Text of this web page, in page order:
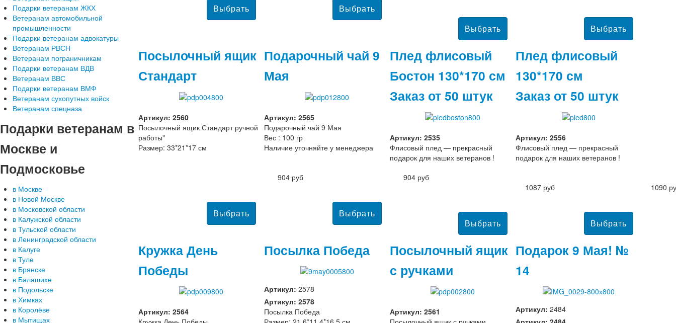
Посылочный ящик
Стандарт
Артикул: 2560
Посылочный ящик Стандарт ручной
работы"
Размер: 33*21*17 см
904 руб
Подарочный чай 9
Мая
Артикул: 2565
Подарочный чай 9 Мая
Вес : 100 гр
Наличие уточняйте у менеджера
904 руб
Плед флисовый
Бостон 130*170 см
Заказ от 50 штук
Артикул: 2535
Флисовый плед — прекрасный
подарок для наших ветеранов !
1087 руб
Плед флисовый
130*170 см
Заказ от 50 штук
Артикул: 2556
Флисовый плед — прекрасный
подарок для наших ветеранов !
1090
Кружка День
Победы
Артикул: 2564
Посылка Победа
Артикул: 2578
Артикул: 2578
Посылка Победа
Посылочный ящик
с ручками
Артикул: 2561
Подарок 9 Мая! №
14
Артикул: 2484
Подарки ветеранам ЖКХ
Ветеранам автомобильной
промышленности
Подарки ветеранам адвокатуры
Ветеранам РВСН
Ветеранам пограничникам
Подарки ветеранам ВДВ
Ветеранам ВВС
Подарки ветеранам ВМФ
Ветеранам сухопутных войск
Ветеранам спецназа
Подарки ветеранам в
Москве и
Подмосковье
в Москве
в Новой Москве
в Московской области
в Калужской области
в Тульской области
в Ленинградской области
в Калуге
в Туле
в Брянске
в Балашихе
в Подольске
в Химках
в Королёве
в Мытищах